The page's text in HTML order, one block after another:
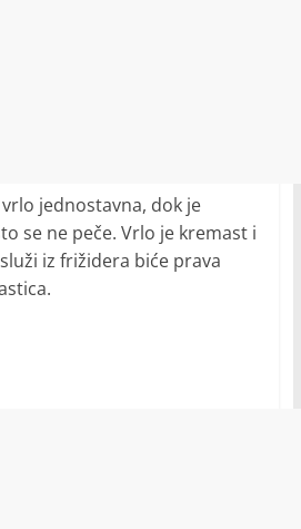
jednostavna, dok je
se ne peče. Vrlo je kremast i
iz frižidera biće prava